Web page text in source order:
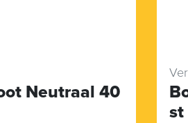
Neutraal 40
st